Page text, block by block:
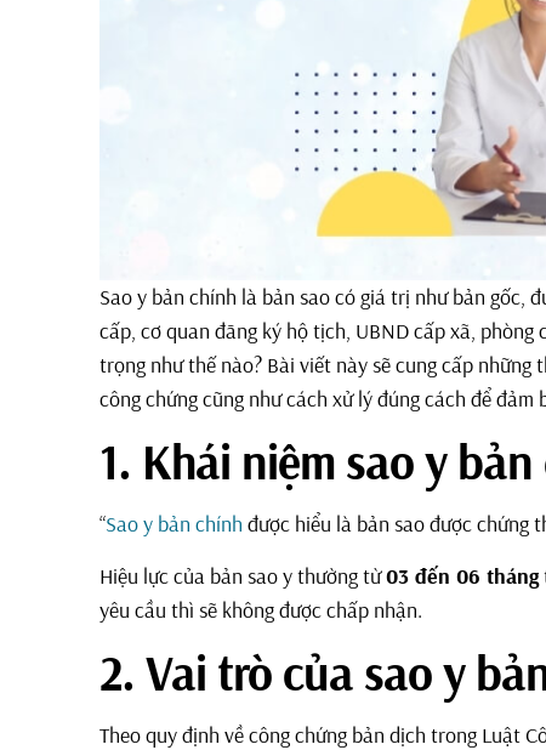
Sao y bản chính là bản sao có giá trị như bản gốc,
cấp, cơ quan đăng ký hộ tịch, UBND cấp xã,
trọng như thế nào? Bài viết này sẽ cung cấp
công chứng cũng như cách xử lý đúng cách để đảm
1. Khái niệm sao y
“Sao y bản chính được hiểu là bản sao được chứng
Hiệu lực của bản sao y thường từ03 đến 06 tháng
yêu cầu thì sẽ không được chấp nhận.
2. Vai trò của sao y
Theo quy định về công chứng bản dịch trong Luật